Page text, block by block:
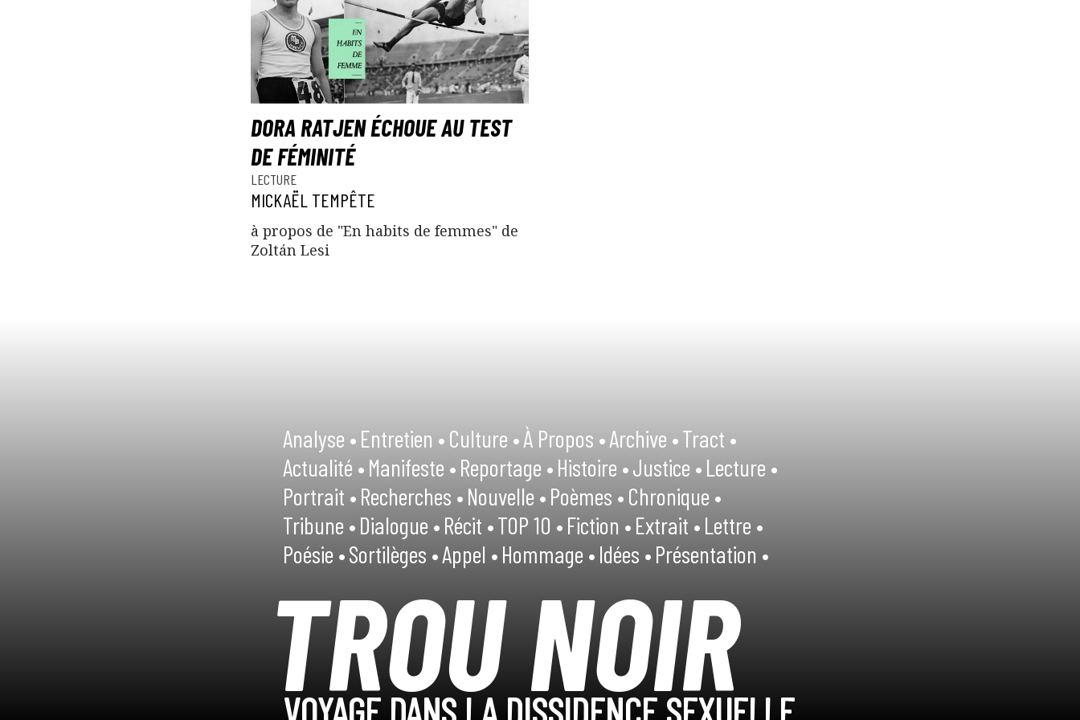
DORA RATJEN ÉCHOUE AU TEST
DE FÉMINITÉ
LECTURE
MICKAËL TEMPÊTE
à propos de "En habits de femmes" de
Zoltán Lesi
Analyse •Entretien •Culture •À Propos •Archive •Tract •
Actualité •Manifeste •Reportage •Histoire •Justice •Lecture •
Portrait •Recherches •Nouvelle •Poèmes •Chronique •
Tribune •Dialogue •Récit •TOP 10 •Fiction •Extrait •Lettre •
Poésie •Sortilèges •Appel •Hommage •Idées •Présentation •
TROU NOIR